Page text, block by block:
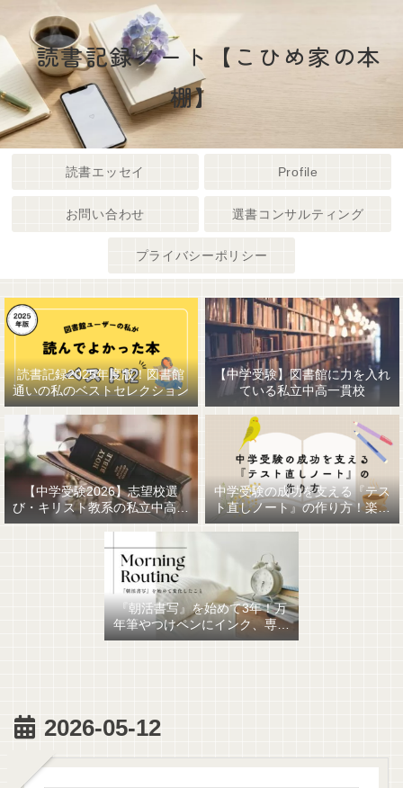
読書記録ノート【こひめ家の本
棚】
読書エッセイ Profile
お問い合わせ 選書コンサルティング
プライバシーポリシー
読書記録2025年度版！図書館
通いの私のベストセレクション
【中学受験】図書館に力を入れ
ている私立中高一貫校
【中学受験2026】志望校選
び・キリスト教系の私立中高一
貫女子校を調べてみました
中学受験の成功を支える『テス
ト直しノート』の作り方！楽に
作るための最強おすすめ文房具
『朝活書写』を始めて3年！万
年筆やつけペンにインク、専用
ノート、毎日が充実していま
2026-05-12